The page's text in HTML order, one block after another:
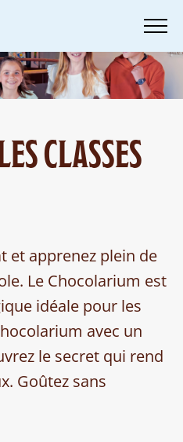
CLASSES
et apprenez plein de
Le Chocolarium est
idéale pour les
avec un
le secret qui rend
Goûtez sans